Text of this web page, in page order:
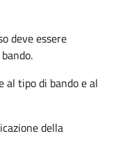
deve essere
al tipo di bando e al
della